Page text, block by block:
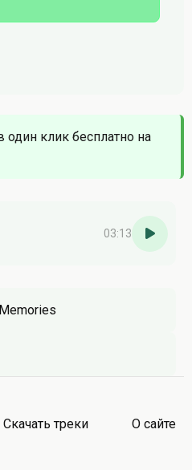
один клик бесплатно на
03:13
Memories
Скачать треки О сайте